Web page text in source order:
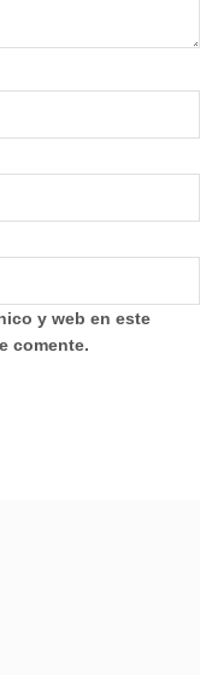
y web en este
comente.